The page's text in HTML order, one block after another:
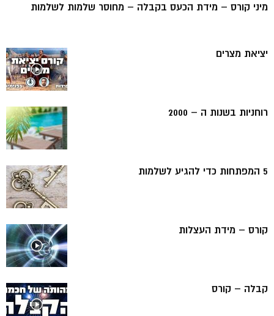
מיני קורס – מידת הכעס בקבלה – מחוסר שלמות לשלמות
יציאת מצרים
רוחניות בשנות ה – 2000
5 המפתחות כדי להגיע לשלמות
קורס – מידת העצלות
קבלה – קורס